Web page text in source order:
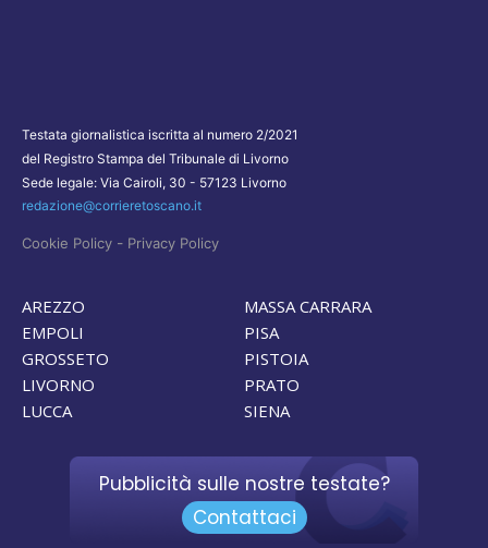
Testata giornalistica iscritta al numero 2/2021
del Registro Stampa del Tribunale di Livorno
Sede legale: Via Cairoli, 30 - 57123 Livorno
redazione@corrieretoscano.it
Cookie Policy - Privacy Policy
AREZZO
EMPOLI
GROSSETO
LIVORNO
LUCCA
MASSA CARRARA
PISA
PISTOIA
PRATO
SIENA
Pubblicità sulle nostre testate?
Contattaci